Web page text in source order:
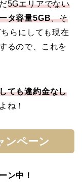
5Gエリアでない
タ容量5GB、そ
らにしても現在
るので、これを
ても違約金なし
ね！
ペーン
ン中！